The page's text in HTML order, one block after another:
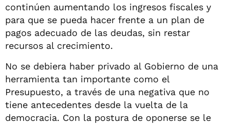
continúen aumentando los ingresos fiscales y
para que se pueda hacer frente a un plan de
pagos adecuado de las deudas, sin restar
recursos al crecimiento.
No se debiera haber privado al Gobierno de una
herramienta tan importante como el
Presupuesto, a través de una negativa que no
tiene antecedentes desde la vuelta de la
democracia. Con la postura de oponerse se le